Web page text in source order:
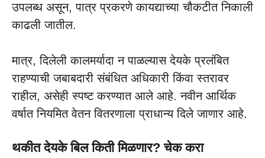
उपलब्ध असून, पात्र प्रकरणे कायद्याच्या चौकटीत निकाली
काढली जातील.
मात्र, दिलेली कालमर्यादा न पाळल्यास देयके प्रलंबित
राहण्याची जबाबदारी संबंधित अधिकारी किंवा स्तरावर
राहील, असेही स्पष्ट करण्यात आले आहे. नवीन आर्थिक
वर्षात नियमित वेतन वितरणाला प्राधान्य दिले जाणार आहे.
थकीत देयके बिल किती मिळणार? चेक करा